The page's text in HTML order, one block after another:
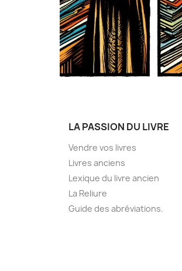
LA PASSION DU LIVRE
Vendre vos livres
Livres anciens
Lexique du livre ancien
La Reliure
Guide des abréviations.